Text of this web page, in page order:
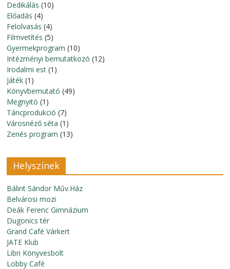
Dedikálás (10)
Előadás (4)
Felolvasás (4)
Filmvetítés (5)
Gyermekprogram (10)
Intézményi bemutatkozó (12)
Irodalmi est (1)
Játék (1)
Könyvbemutató (49)
Megnyitó (1)
Táncprodukció (7)
Városnéző séta (1)
Zenés program (13)
Helyszínek
Bálint Sándor Műv.Ház
Belvárosi mozi
Deák Ferenc Gimnázium
Dugonics tér
Grand Café Várkert
JATE Klub
Libri Könyvesbolt
Lobby Café